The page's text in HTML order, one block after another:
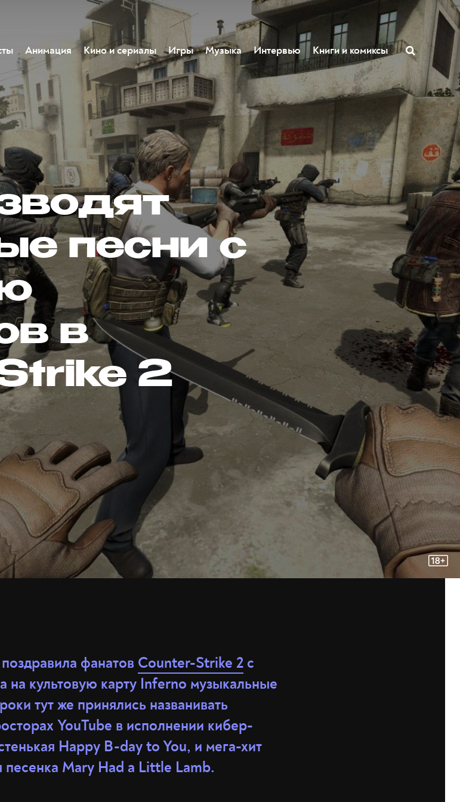
Анимация Кино и сериалы Игры Музыка Интервью Книги и комиксы
песни с
в
2
фанатов Counter-Strike 2 с
на культовую карту Inferno музыкальные
тут же принялись названивать
YouTube в исполнении кибер-
Happy B-day to You, и мега-хит
песенка Mary Had a Little Lamb.